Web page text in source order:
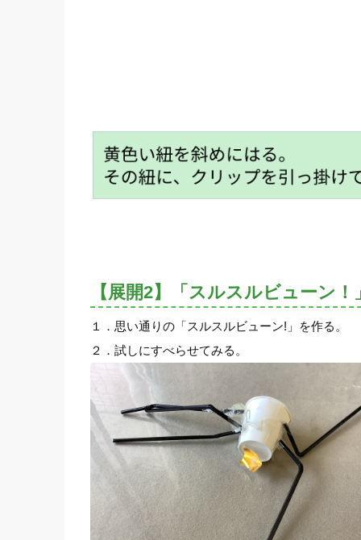
【展開2】「スルスルビューン
１．思い通りの「スルスルビューン!」を作る。
２．試しにすべらせてみる。